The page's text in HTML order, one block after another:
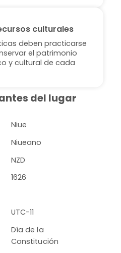
culturales
deben practicarse
el patrimonio
y cultural de cada
del lugar
Niue
Niueano
NZD
1626
UTC-11
Día de la
Constitución